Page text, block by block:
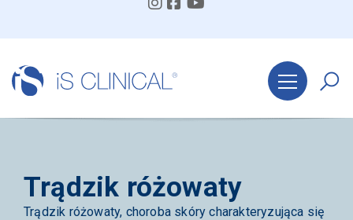
Trądzik różowaty
Trądzik różowaty, choroba skóry charakteryzująca się